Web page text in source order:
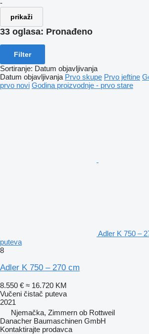
-
prikaži
33 oglasa: Pronađeno
Filter
Sortiranje: Datum objavljivanja
Datum objavljivanja Prvo skupe Prvo jeftine
prvo novi Godina proizvodnje - prvo stare
Adler K 750 –
puteva
8
Adler K 750 – 270 cm
8.550 € ≈ 16.720 KM
Vučeni čistač puteva
2021
Njemačka, Zimmern ob Rottweil
Danacher Baumaschinen GmbH
Kontaktirajte prodavca